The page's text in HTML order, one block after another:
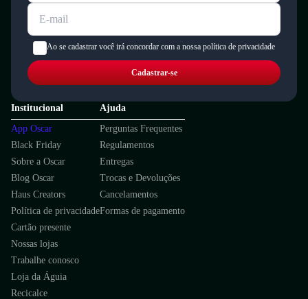
Ao se cadastrar você irá concordar com a nossa política de privacidade
Cadastrar-se
Institucional
App Oscar
Black Friday
Sobre a Oscar
Blog Oscar
Haus Creators
Política de privacidade
Cartão presente
Nossas lojas
Trabalhe conosco
Loja da Águia
Recicalce
Ajuda
Perguntas Frequentes
Regulamentos
Entregas
Trocas e Devoluções
Cancelamentos
Formas de pagamento